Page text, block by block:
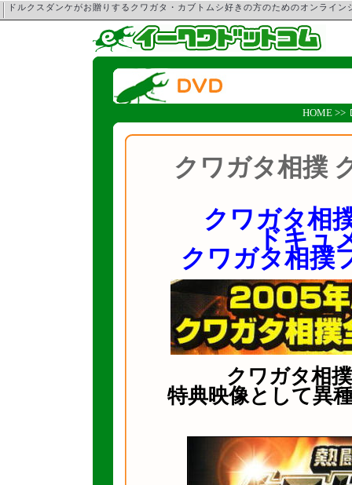
ドルクスダンケがお贈りするクワガタ・カブトムシ好きの方のためのオンライ
HOME >>
クワガタ相撲
クワガタ相
ドキュ
クワガタ相撲
クワガタ相
特典映像として異